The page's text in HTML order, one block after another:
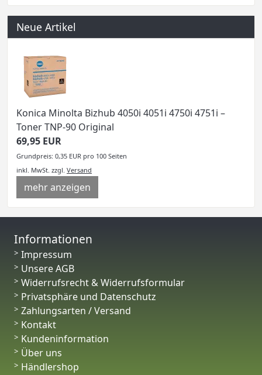
Neue Artikel
Konica Minolta Bizhub 4050i 4051i 4750i 4751i –
Toner TNP-90 Original
69,95 EUR
Grundpreis: 0,35 EUR pro 100 Seiten
inkl. MwSt. zzgl. Versand
mehr anzeigen
Informationen
Impressum
Unsere AGB
Widerrufsrecht & Widerrufsformular
Privatsphäre und Datenschutz
Zahlungsarten / Versand
Kontakt
Kundeninformation
Über uns
Händlershop